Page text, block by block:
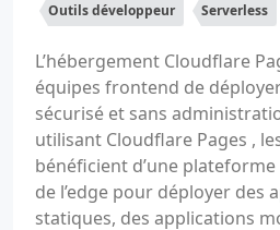
Outils développeur Serverless
L’hébergement Cloudflare
équipes frontend de
sécurisé et sans
utilisant Cloudflare Pages ,
bénéficient d’une
de l’edge pour déployer des
statiques, des applications